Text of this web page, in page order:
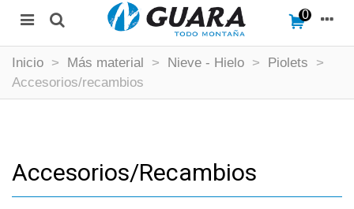
0
Inicio > Más material > Nieve - Hielo > Piolets
>
Accesorios/recambios
Accesorios/recambios